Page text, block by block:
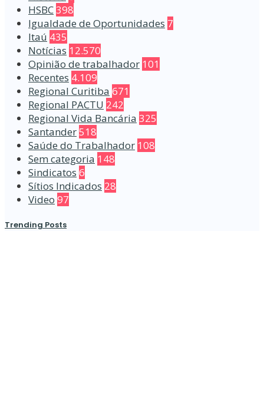
HSBC398
Igualdade de Oportunidades 7
Itaú 435
Notícias 12.570
Opinião de trabalhador 101
Recentes 4.109
Regional Curitiba 671
Regional PACTU 242
Regional Vida Bancária 325
Santander518
Saúde do Trabalhador 108
Sem categoria 148
Sindicatos 6
Sítios Indicados 28
Video 97
Trending Posts